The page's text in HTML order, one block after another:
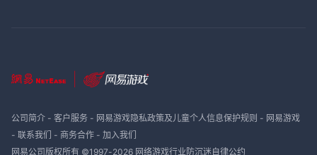
公司简介- 客户服务- 网易游戏隐私政策及儿童个人信息保护规则 - 网易游戏
- 联系我们 - 商务合作- 加入我们
网易公司版权所有 ©1997-2026 网络游戏行业防沉迷自律公约